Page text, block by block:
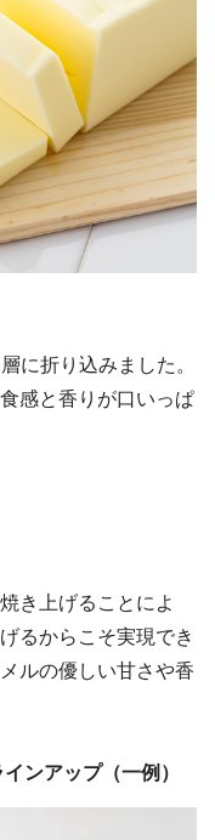
に折り込みました。
感と香りが口いっぱ
き上げることによ
るからこそ実現でき
ルの優しい甘さや香
ンアップ（一例）